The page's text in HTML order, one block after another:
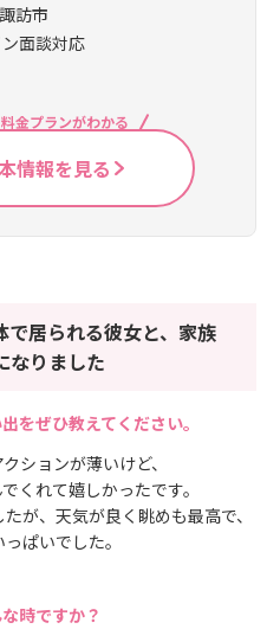
訪市
面談対応
金プランがわかる
情報を見る
居られる彼女と、家族
なりました
をぜひ教えてください。
ションが薄いけど、
くれて嬉しかったです。
が、天気が良く眺めも最高で、
ぱいでした。
時ですか？